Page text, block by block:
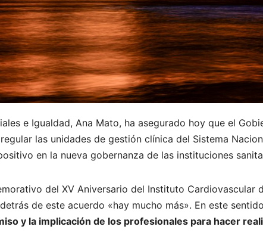
e Igualdad, Ana Mato, ha asegurado hoy que el
las unidades de gestión clínica del Sistema
en la nueva gobernanza de las instituciones
del XV Aniversario del Instituto Cardiovascular
de este acuerdo «hay mucho más». En este
y la implicación de los profesionales para hacer